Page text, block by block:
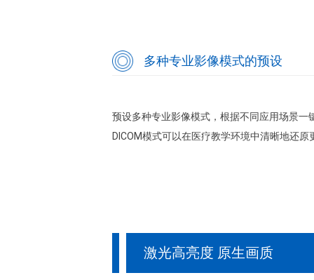
多种专业影像模式的预设
预设多种专业影像模式，根据不同应用场景一
DICOM模式可以在医疗教学环境中清晰地还
激光高亮度 原生画质